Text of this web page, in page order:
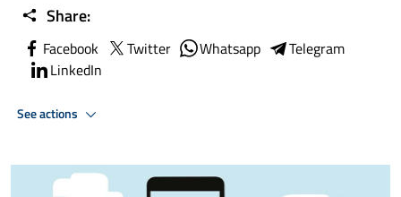
Share:
Facebook Twitter Whatsapp
Telegram
LinkedIn
See actions